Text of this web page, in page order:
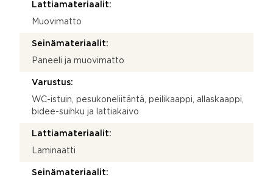
Lattiamateriaalit:
Muovimatto
Seinämateriaalit:
Paneeli ja muovimatto
Varustus:
WC-istuin, pesukoneliitäntä, peilikaappi, allaskaappi,
bidee-suihku ja lattiakaivo
Lattiamateriaalit:
Laminaatti
Seinämateriaalit: